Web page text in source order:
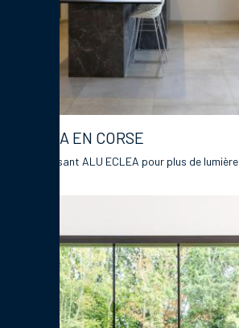
VILLA EN CORSE
Le Coulissant ALU ECLEA pour plus de lumière